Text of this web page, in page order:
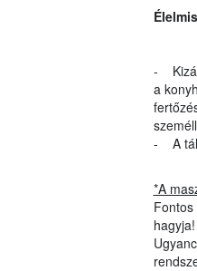
-
a
- A
*A
hagyja!